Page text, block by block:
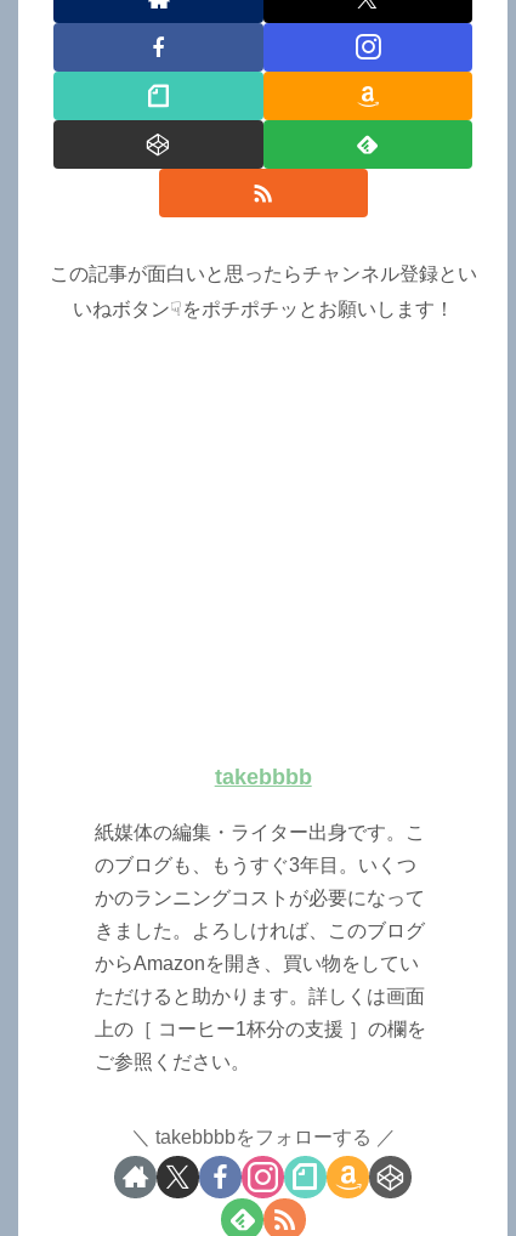
この記事が面白いと思ったらチャンネル登録とい
いねボタン☟をポチポチッとお願いします！
takebbbb
紙媒体の編集・ライター出身です。こ
のブログも、もうすぐ3年目。いくつ
かのランニングコストが必要になって
きました。よろしければ、このブログ
からAmazonを開き、買い物をしてい
ただけると助かります。詳しくは画面
上の［ コーヒー1杯分の支援 ］の欄を
ご参照ください。
takebbbbをフォローする